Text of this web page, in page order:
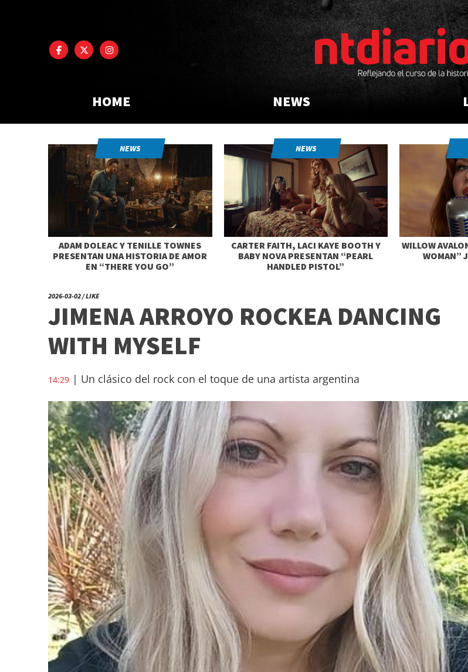
HOME NEWS
NEWS
ADAM DOLEAC Y TENILLE TOWNES
PRESENTAN UNA HISTORIA DE AMOR
EN “THERE YOU GO”
NEWS
CARTER FAITH, LACI KAYE BOOTH Y
BABY NOVA PRESENTAN “PEARL
HANDLED PISTOL”
WILLOW
WOMAN”
2026-03-02 / LIKE
JIMENA ARROYO ROCKEA DANCING
WITH MYSELF
14:29 | Un clásico del rock con el toque de una artista argentina